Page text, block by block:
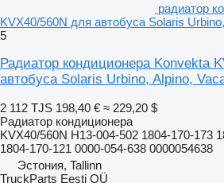
радиатор
KVX40/560N для автобуса Solaris
5
Радиатор кондиционера Konvekta
автобуса Solaris Urbino, Alpino,
2 112 TJS 198,40 € ≈ 229,20 $
Радиатор кондиционера
KVX40/560N H13-004-502 1804-170-173
1804-170-121 0000-054-638 0000054638
Эстония, Tallinn
TruckParts Eesti OÜ